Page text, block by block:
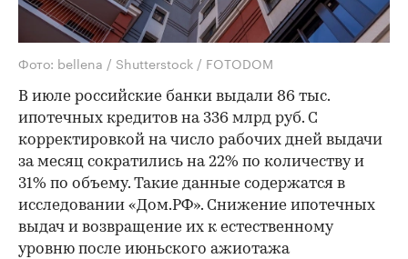
Фото: bellena / Shutterstock / FOTODOM
В июле российские банки выдали 86 тыс.
ипотечных кредитов на 336 млрд руб. С
корректировкой на число рабочих дней выдачи
за месяц сократились на 22% по количеству и
31% по объему. Такие данные содержатся в
исследовании «Дом.РФ». Снижение ипотечных
выдач и возвращение их к естественному
уровню после июньского ажиотажа